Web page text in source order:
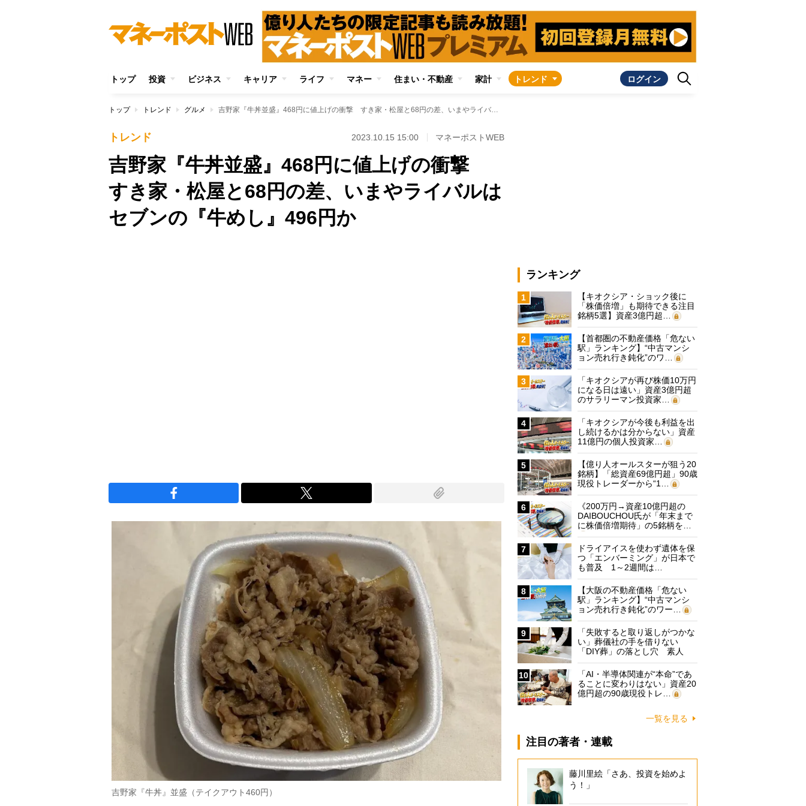
トップ 投資 ビジネス キャリア ライフ マネー 住まい・不動産 家計 トレンド ログイン
トップ トレンド グルメ 吉野家『牛丼並盛』468円に値上げの衝撃 すき家・松屋と68円の差、いまやライバルはセブンの『牛めし』496円か
トレンド 2023.10.15 15:00 マネーポストWEB
吉野家『牛丼並盛』468円に値上げの衝撃
すき家・松屋と68円の差、いまやライバルは
セブンの『牛めし』496円か
吉野家『牛丼』並盛（テイクアウト460円）
ランキング
1
【キオクシア・ショック後に
「株価倍増」も期待できる注目
銘柄5選】資産3億円超…
2
【首都圏の不動産価格「危ない
駅」ランキング】“中古マンシ
ョン売れ行き鈍化”のワ…
3
「キオクシアが再び株価10万円
になる日は遠い」資産3億円超
のサラリーマン投資家…
4
「キオクシアが今後も利益を出
し続けるかは分からない」資産
11億円の個人投資家…
5
【億り人オールスターが狙う20
銘柄】「総資産69億円超」90歳
現役トレーダーから“1…
6
《200万円→資産10億円超の
DAIBOUCHOU氏が「年末まで
に株価倍増期待」の5銘柄を…
7
ドライアイスを使わず遺体を保
つ「エンバーミング」が日本で
も普及 1～2週間は…
8
【大阪の不動産価格「危ない
駅」ランキング】“中古マンシ
ョン売れ行き鈍化”のワー…
9
「失敗すると取り返しがつかな
い」葬儀社の手を借りない
「DIY葬」の落とし穴 素人
に…
10
「AI・半導体関連が“本命”であ
ることに変わりはない」資産20
億円超の90歳現役トレ…
一覧を見る
注目の著者・連載
藤川里絵「さあ、投資を始めよ
う！」